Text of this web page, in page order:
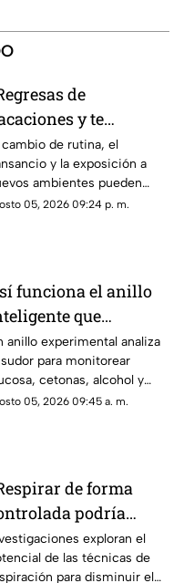
de
y te
Estas son
razones
cambio de rutina, el
y la exposición a
ambientes pueden
al organismo justo al
05, 2026 09:24 p. m.
funciona el anillo
que
glucosa y
mediante el
anillo experimental analiza
para monitorear
cetonas, alcohol y
biomarcadores y enviar
05, 2026 09:45 a. m.
de forma
podría
a controlar una
exploran el
de las técnicas de
para disminuir el